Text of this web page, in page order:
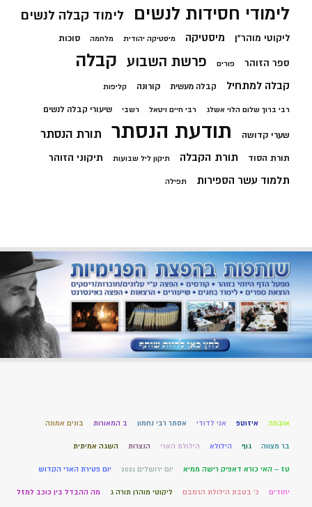
לימודי חסידות לנשים לימוד קבלה לנשים
ליקוטי מוהר"ן מיסטיקה מיסטיקה יהודית מלחמה סוכות
ספר הזוהר פורים פרשת השבוע קבלה
קבלה למתחיל קבלה מעשית קורונה קליפות
רבי ברוך שלום הלוי אשלג רבי חיים ויטאל רשבי שיעורי קבלה לנשים
שערי קדושה תודעת הנסתר תורת הנסתר
תורת הסוד תורת הקבלה תיקון ליל שבועות תיקוני הזוהר
תלמוד עשר הספירות תפילה
אובמה איזוטפ אני לדודי אסתר רבי נחמון ב המאורות בונים אמונה
בר מצווה גוף הילולא הילולת הארי הנצרות השגה אמיתית
טז – האי כורא דאפיק רישה ממיא יום ירושלים 2021 יום פטירת הארי הקדוש
יחודים כ' בטבת הילולת הרמבם ליקוטי מוהרן תורה ג מה ההבדל בין כוכב למזל